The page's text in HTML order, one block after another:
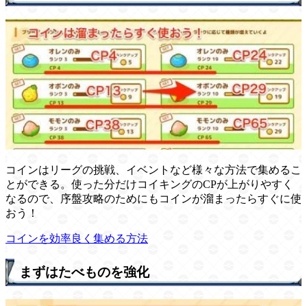
コインはリーグの挑戦、イベントなど様々な方法で集めるこ
とができる。使った分だけコイキングのCPが上がりやすく
なるので、序盤攻略のためにもコインが溜まったらすぐに使
おう！
コインを効率良く集める方法
まずはたべものを強化